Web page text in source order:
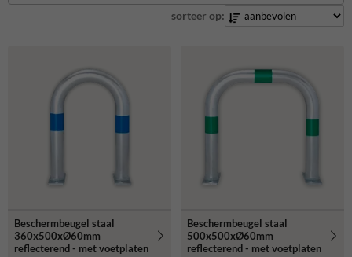
sorteer op:
Beschermbeugel staal
360x500xØ60mm
reflecterend - met voetplaten
Beschermbeugel staal
500x500xØ60mm
reflecterend - met voetplaten